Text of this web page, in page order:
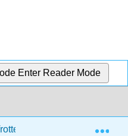
Enter Reader Mode
8: